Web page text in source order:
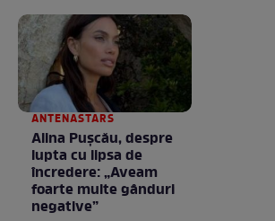
neobișnuite
ANTENASTARS
Alina Pușcău, despre
lupta cu lipsa de
încredere: „Aveam
foarte multe gânduri
negative”